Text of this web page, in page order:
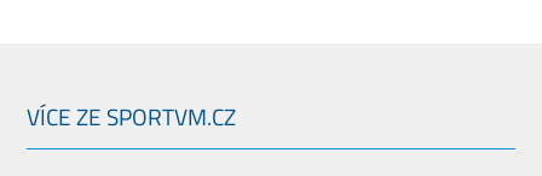
VÍCE ZE SPORTVM.CZ